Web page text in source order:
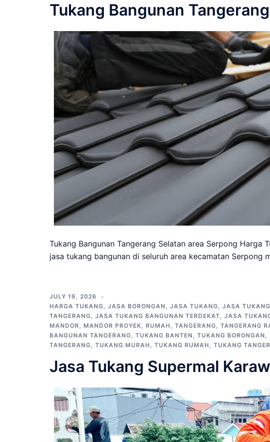
Tukang Bangunan
Tukang Bangunan Tangerang Selatan area Serpong Harga
jasa tukang bangunan di seluruh area kecamatan Serpong
JULY 19, 2026
HARGA TUKANG, JASA BORONGAN , JASA TUKANG, JASA
TANGERANG, JASA TUKANG BANGUNAN TERDEKAT, JASA
MANDOR, MANDOR PROYEK, RUMAH , TANGERANG, TANGERANG
BANGUNAN TANGERANG, TUKANG BANTEN , TUKANG BORONGAN ,
TANGERANG, TUKANG MURAH , TUKANG RUMAH , TUKANG
Jasa Tukang Supermal